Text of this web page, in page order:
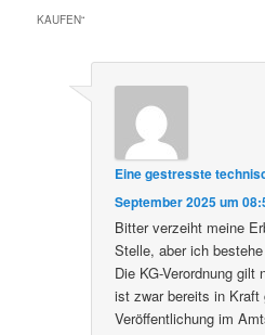
KAUFEN“
Eine gestresste
September 2025 um
Bitter verzeiht meine
Stelle, aber ich
Die KG-Verordnung
ist zwar bereits in Kraft
Veröffentlichung im